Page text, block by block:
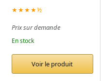
★★★★½
Prix sur demande
En stock
Voir le produit